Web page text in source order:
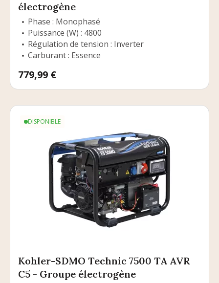
électrogène
Phase : Monophasé
Puissance (W) : 4800
Régulation de tension : Inverter
Carburant : Essence
Prix
779,99 €
DISPONIBLE
Kohler-SDMO Technic 7500 TA AVR
C5 - Groupe électrogène